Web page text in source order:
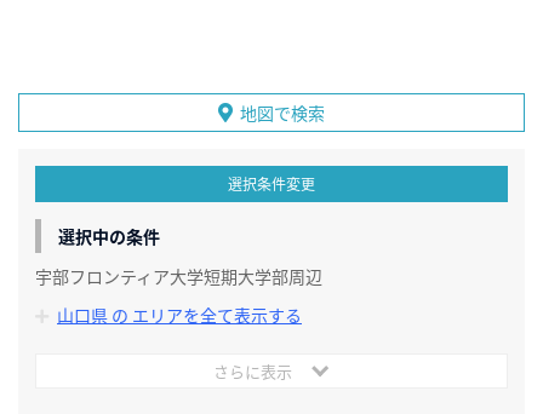
地図で検索
選択条件変更
選択中の条件
宇部フロンティア大学短期大学部周辺
山口県 の エリアを全て表示する
さらに表示